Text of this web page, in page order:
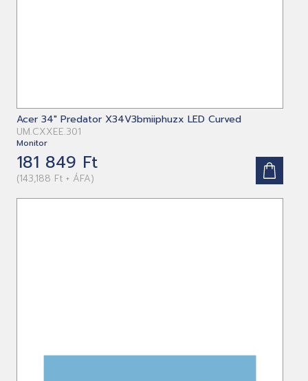
Acer 34" Predator X34V3bmiiphuzx LED Curved
UM.CXXEE.301
Monitor
181 849 Ft
(143,188 Ft + ÁFA)